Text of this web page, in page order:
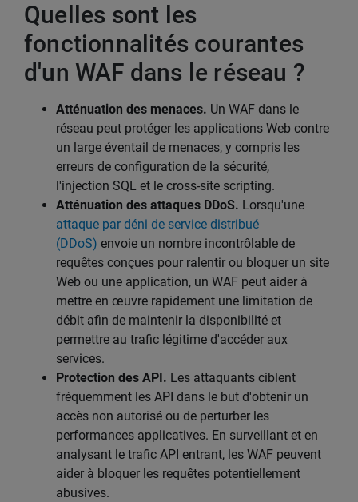
Quelles sont les
fonctionnalités courantes
d'un WAF dans le réseau ?
Atténuation des menaces. Un WAF dans le
réseau peut protéger les applications Web contre
un large éventail de menaces, y compris les
erreurs de configuration de la sécurité,
l'injection SQL et le cross-site scripting.
Atténuation des attaques DDoS. Lorsqu'une
attaque par déni de service distribué
(DDoS) envoie un nombre incontrôlable de
requêtes conçues pour ralentir ou bloquer un site
Web ou une application, un WAF peut aider à
mettre en œuvre rapidement une limitation de
débit afin de maintenir la disponibilité et
permettre au trafic légitime d'accéder aux
services.
Protection des API. Les attaquants ciblent
fréquemment les API dans le but d'obtenir un
accès non autorisé ou de perturber les
performances applicatives. En surveillant et en
analysant le trafic API entrant, les WAF peuvent
aider à bloquer les requêtes potentiellement
abusives.